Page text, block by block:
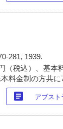
281, 1939.
（税込）、基本
料金制の方共に
article アブスト